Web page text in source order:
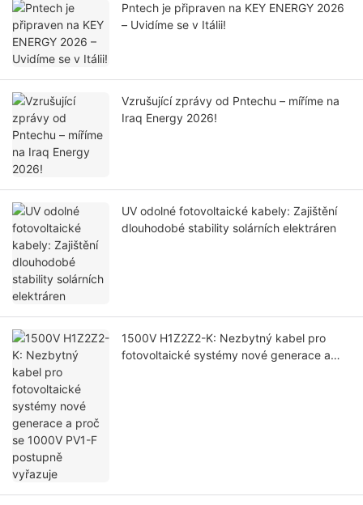
Pntech je připraven na KEY ENERGY 2026
– Uvidíme se v Itálii!
Vzrušující zprávy od Pntechu – míříme na
Iraq Energy 2026!
UV odolné fotovoltaické kabely: Zajištění
dlouhodobé stability solárních elektráren
1500V H1Z2Z2-K: Nezbytný kabel pro
fotovoltaické systémy nové generace a